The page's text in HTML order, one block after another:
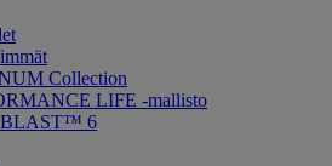
Collection
LIFE -mallisto
6